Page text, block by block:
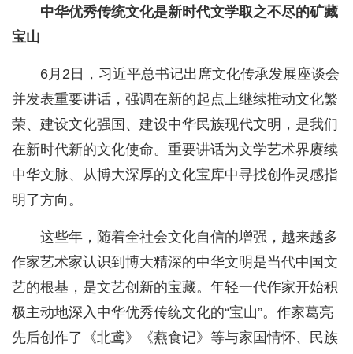
中华优秀传统文化是新时代文学取之不尽的矿藏
宝山
6月2日，习近平总书记出席文化传承发展座谈会
并发表重要讲话，强调在新的起点上继续推动文化繁
荣、建设文化强国、建设中华民族现代文明，是我们
在新时代新的文化使命。重要讲话为文学艺术界赓续
中华文脉、从博大深厚的文化宝库中寻找创作灵感指
明了方向。
这些年，随着全社会文化自信的增强，越来越多
作家艺术家认识到博大精深的中华文明是当代中国文
艺的根基，是文艺创新的宝藏。年轻一代作家开始积
极主动地深入中华优秀传统文化的“宝山”。作家葛亮
先后创作了《北鸢》《燕食记》等与家国情怀、民族